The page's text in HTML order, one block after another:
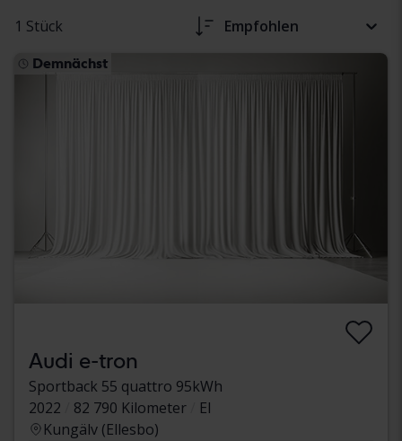
1 Stück Empfohlen
Demnächst
Audi e-tron
Sportback 55 quattro 95kWh
2022
82 790 Kilometer
El
Kungälv (Ellesbo)